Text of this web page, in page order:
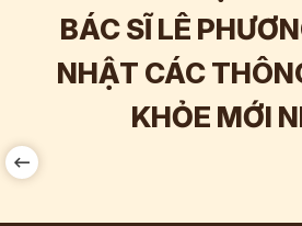
BÁC SĨ LÊ
NHẬT CÁC
KHỎE MỚI